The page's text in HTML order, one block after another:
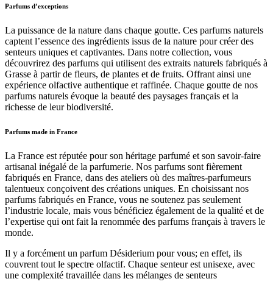
Parfums d’exceptions
La puissance de la nature dans chaque goutte. Ces parfums naturels
captent l’essence des ingrédients issus de la nature pour créer des
senteurs uniques et captivantes. Dans notre collection, vous
découvrirez des parfums qui utilisent des extraits naturels fabriqués à
Grasse à partir de fleurs, de plantes et de fruits. Offrant ainsi une
expérience olfactive authentique et raffinée. Chaque goutte de nos
parfums naturels évoque la beauté des paysages français et la
richesse de leur biodiversité.
Parfums made in France
La France est réputée pour son héritage parfumé et son savoir-faire
artisanal inégalé de la parfumerie. Nos parfums sont fièrement
fabriqués en France, dans des ateliers où des maîtres-parfumeurs
talentueux conçoivent des créations uniques. En choisissant nos
parfums fabriqués en France, vous ne soutenez pas seulement
l’industrie locale, mais vous bénéficiez également de la qualité et de
l’expertise qui ont fait la renommée des parfums français à travers le
monde.
Il y a forcément un parfum Désiderium pour vous; en effet, ils
couvrent tout le spectre olfactif. Chaque senteur est unisexe, avec
une complexité travaillée dans les mélanges de senteurs